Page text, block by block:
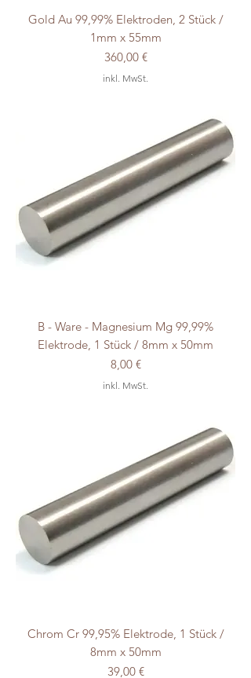
Gold Au 99,99% Elektroden, 2 Stück /
1mm x 55mm
Preis
360,00 €
inkl. MwSt.
B - Ware - Magnesium Mg 99,99%
Elektrode, 1 Stück / 8mm x 50mm
Preis
8,00 €
inkl. MwSt.
Chrom Cr 99,95% Elektrode, 1 Stück /
8mm x 50mm
Preis
39,00 €